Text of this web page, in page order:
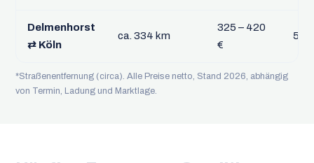
Delmenhorst
⇄ Köln
ca. 334 km
325 – 420
€
575
*Straßenentfernung (circa). Alle Preise netto, Stand 2026, abhängig
von Termin, Ladung und Marktlage.